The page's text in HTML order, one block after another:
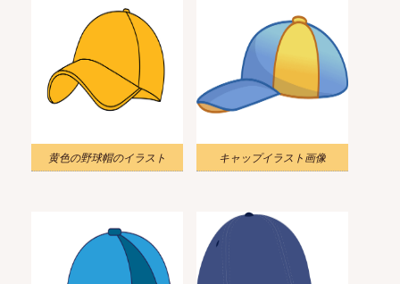
黄色の野球帽のイラスト キャップイラスト画像